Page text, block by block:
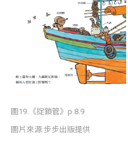
圖19.《捉鎖管》p.8.9
圖片來源:步步出版提供